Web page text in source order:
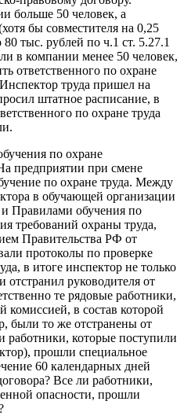
больше 50 человек, а
бы совместителя на 0,25
тыс. рублей по ч.1 ст. 5.27.1
в компании менее 50 человек,
ответственного по охране
труда пришел на
штатное расписание, в
по охране труда
по охране
предприятии при смене
по охране труда. Между
в обучающей организации
Правилами обучения по
требований охраны труда,
Правительства РФ от
протоколы по проверке
в итоге инспектор не только
руководителя от
те рядовые работники,
комиссией, в состав которой
были то же отстранены от
работники, которые поступили
прошли специальное
60 календарных дней
Все ли работники,
опасности, прошли